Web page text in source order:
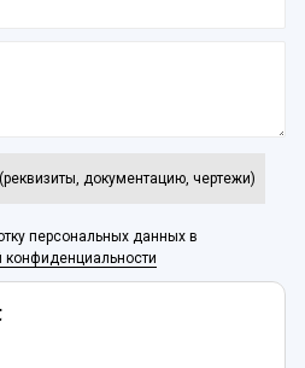
документацию, чертежи)
персональных данных в
конфиденциальности